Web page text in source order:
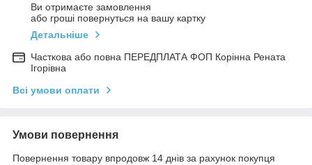
Ви отримаєте замовлення
або гроші повернуться на вашу картку
Детальніше
Часткова або повна ПЕРЕДПЛАТА ФОП Корінна Рената
Ігорівна
Всі умови оплати
Умови повернення
Повернення товару впродовж 14 днів за рахунок покупця